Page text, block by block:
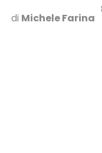
di Michele Farina